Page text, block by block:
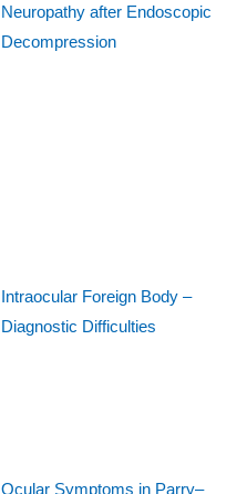
Neuropathy after Endoscopic
Decompression
Intraocular Foreign Body –
Diagnostic Difficulties
Ocular Symptoms in Parry–